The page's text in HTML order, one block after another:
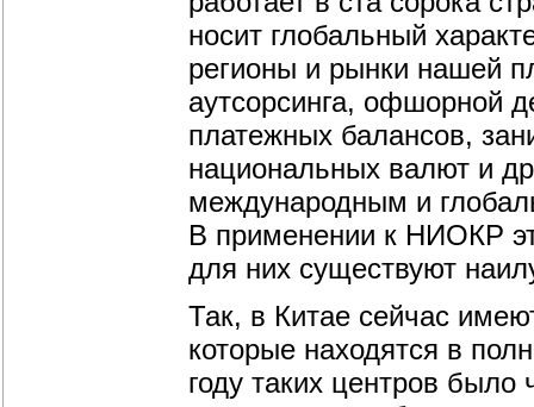
носит глобальный
регионы и рынки нашей
аутсорсинга, офшорной
платежных балансов,
национальных валют и
международным и
В применении к НИОКР
для них существуют
Так, в Китае сейчас
которые находятся в
году таких центров